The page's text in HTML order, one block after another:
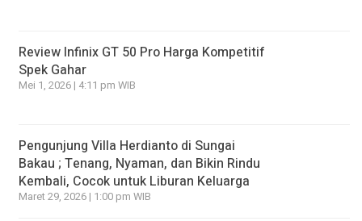
Review Infinix GT 50 Pro Harga Kompetitif
Spek Gahar
Mei 1, 2026 | 4:11 pm WIB
Pengunjung Villa Herdianto di Sungai
Bakau ; Tenang, Nyaman, dan Bikin Rindu
Kembali, Cocok untuk Liburan Keluarga
Maret 29, 2026 | 1:00 pm WIB